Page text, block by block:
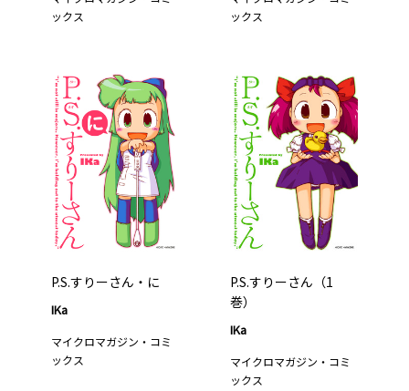
ックス
ックス
P.S.すりーさん・に
IKa
マイクロマガジン・コミ
ックス
P.S.すりーさん（1
巻）
IKa
マイクロマガジン・コミ
ックス